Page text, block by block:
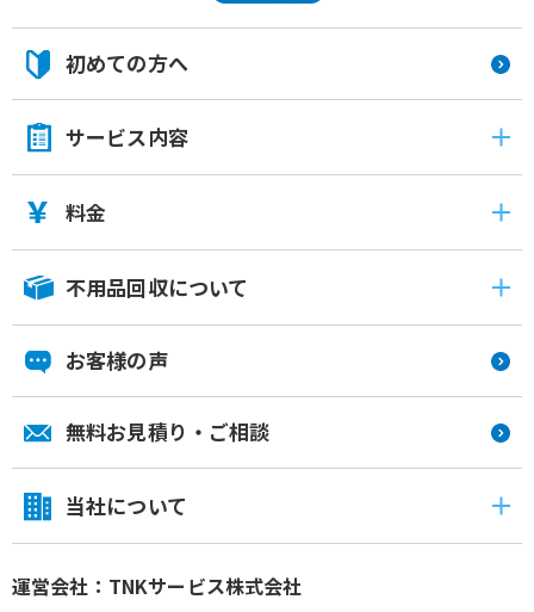
初めての方へ
サービス内容
料金
不用品回収について
お客様の声
無料お見積り・ご相談
当社について
運営会社：TNKサービス株式会社